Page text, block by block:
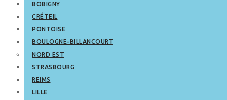
BOBIGNY
CRÉTEIL
PONTOISE
BOULOGNE-BILLANCOURT
NORD EST
STRASBOURG
REIMS
LILLE